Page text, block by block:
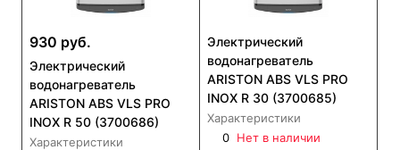
930 руб.
Электрический
водонагреватель
ARISTON ABS VLS PRO
INOX R 50 (3700686)
Характеристики
Электрический
водонагреватель
ARISTON ABS VLS PRO
INOX R 30 (3700685)
Характеристики
0 Нет в наличии